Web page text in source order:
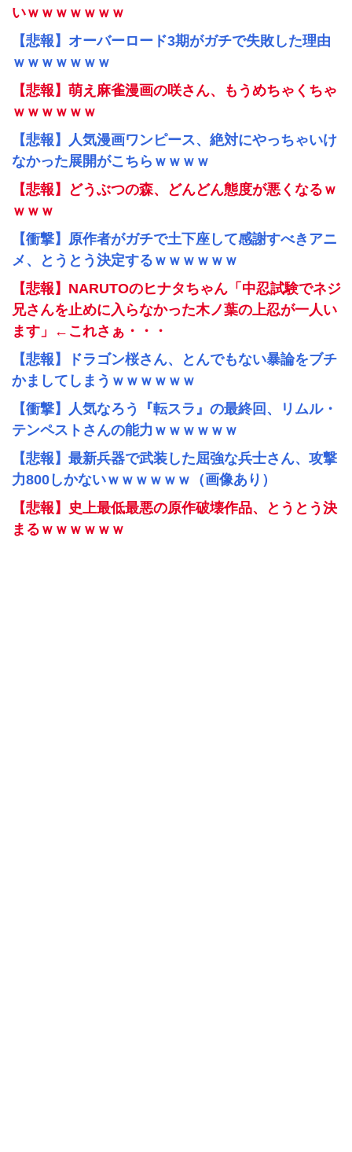
いｗｗｗｗｗｗｗ
【悲報】オーバーロード3期がガチで失敗した理由
ｗｗｗｗｗｗｗ
【悲報】萌え麻雀漫画の咲さん、もうめちゃくちゃ
ｗｗｗｗｗｗ
【悲報】人気漫画ワンピース、絶対にやっちゃいけ
なかった展開がこちらｗｗｗｗ
【悲報】どうぶつの森、どんどん態度が悪くなるｗ
ｗｗｗ
【衝撃】原作者がガチで土下座して感謝すべきアニ
メ、とうとう決定するｗｗｗｗｗｗ
【悲報】NARUTOのヒナタちゃん「中忍試験でネジ
兄さんを止めに入らなかった木ノ葉の上忍が一人い
ます」←これさぁ・・・
【悲報】ドラゴン桜さん、とんでもない暴論をブチ
かましてしまうｗｗｗｗｗｗ
【衝撃】人気なろう『転スラ』の最終回、リムル・
テンペストさんの能力ｗｗｗｗｗｗ
【悲報】最新兵器で武装した屈強な兵士さん、攻撃
力800しかないｗｗｗｗｗｗ（画像あり）
【悲報】史上最低最悪の原作破壊作品、とうとう決
まるｗｗｗｗｗｗ